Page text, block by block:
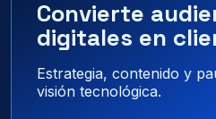
Convierte
digitales en
Estrategia, contenido y
visión tecnológica.